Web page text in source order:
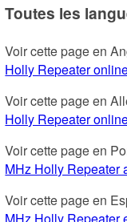
Toutes les
Voir cette page en
Holly Repeater
Voir cette page en
Holly Repeater
Voir cette page en
MHz Holly Repeater
Voir cette page en
MHz Holly Repeater